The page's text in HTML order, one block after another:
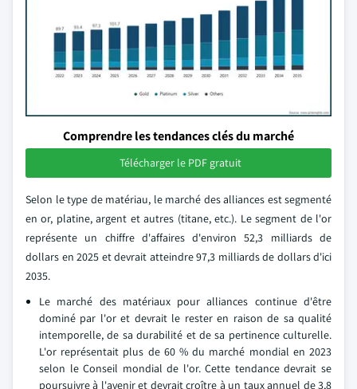
Comprendre les tendances clés du marché
Télécharger le PDF gratuit
Selon le type de matériau, le marché des alliances est segmenté
en or, platine, argent et autres (titane, etc.). Le segment de l'or
représente un chiffre d'affaires d'environ 52,3 milliards de
dollars en 2025 et devrait atteindre 97,3 milliards de dollars d'ici
2035.
Le marché des matériaux pour alliances continue d'être
dominé par l'or et devrait le rester en raison de sa qualité
intemporelle, de sa durabilité et de sa pertinence culturelle.
L'or représentait plus de 60 % du marché mondial en 2023
selon le Conseil mondial de l'or. Cette tendance devrait se
poursuivre à l'avenir et devrait croître à un taux annuel de 3,8